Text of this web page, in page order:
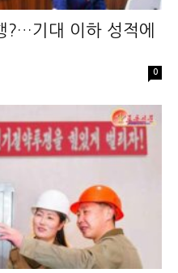
?…기대 이하 성적에
0